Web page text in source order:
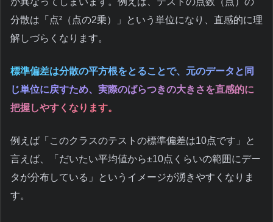
分散は「点²（点の2乗）」という単位になり、直感的に理
解しづらくなります。
標準偏差は分散の平方根をとることで、元のデータと同
じ単位に戻すため、実際のばらつきの大きさを直感的に
把握しやすくなります。
例えば「このクラスのテストの標準偏差は10点です」と
言えば、「だいたい平均値から±10点くらいの範囲にデー
タが分布している」というイメージが湧きやすくなりま
す。